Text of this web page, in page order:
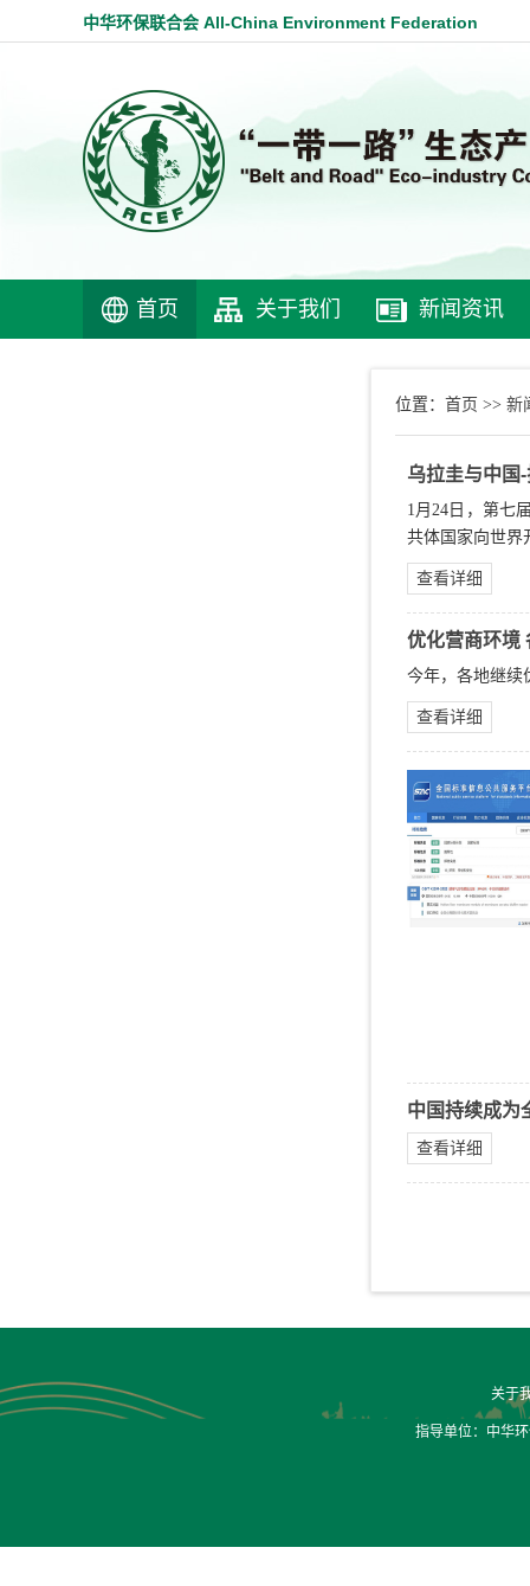
中华环保联合会 All-China Environment Federation
首页 关于我们 新闻资讯
位置： 首页 >> 新
乌拉圭与中国
1月24日，第七
共体国家向世界
查看详细
优化营商环境
今年，各地继续
查看详细
中国持续成为
查看详细
关于
指导单位：中华